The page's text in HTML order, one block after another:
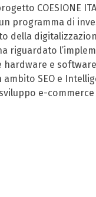
COESIONE
programma di
della
riguardato
e
SEO e
sviluppo e-commerce